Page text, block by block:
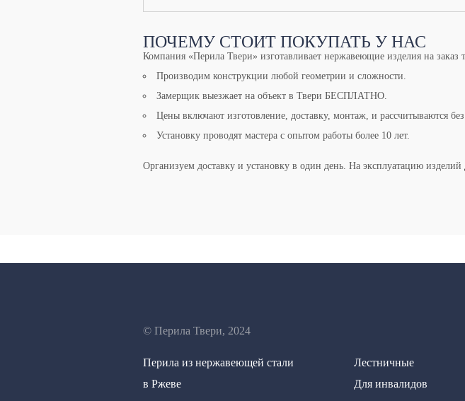
ПОЧЕМУ СТОИТ ПОКУПАТЬ У НАС
Компания «Перила Твери» изготавливает нержавеющие изделия на
Производим конструкции любой геометрии и сложности.
Замерщик выезжает на объект в Твери БЕСПЛАТНО.
Цены включают изготовление, доставку, монтаж, и рассчитываются
Установку проводят мастера с опытом работы более 10 лет.
Организуем доставку и установку в один день. На эксплуатацию
© Перила Твери, 2024
Перила из нержавеющей стали
в Ржеве
Лестничные
Для инвалидов